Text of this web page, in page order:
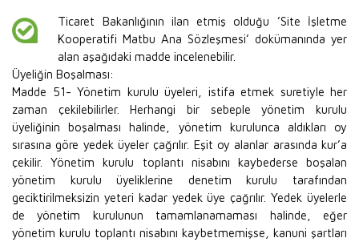
Ticaret Bakanlığının ilan etmiş olduğu ’Site İşletme
Kooperatifi Matbu Ana Sözleşmesi’ dokümanında yer
alan aşağıdaki madde incelenebilir.
Üyeliğin Boşalması:
Madde 51- Yönetim kurulu üyeleri, istifa etmek suretiyle her
zaman çekilebilirler. Herhangi bir sebeple yönetim kurulu
üyeliğinin boşalması halinde, yönetim kurulunca aldıkları oy
sırasına göre yedek üyeler çağrılır. Eşit oy alanlar arasında kur’a
çekilir. Yönetim kurulu toplantı nisabını kaybederse boşalan
yönetim kurulu üyeliklerine denetim kurulu tarafından
geciktirilmeksizin yeteri kadar yedek üye çağrılır. Yedek üyelerle
de yönetim kurulunun tamamlanamaması halinde, eğer
yönetim kurulu toplantı nisabını kaybetmemişse, kanuni şartları